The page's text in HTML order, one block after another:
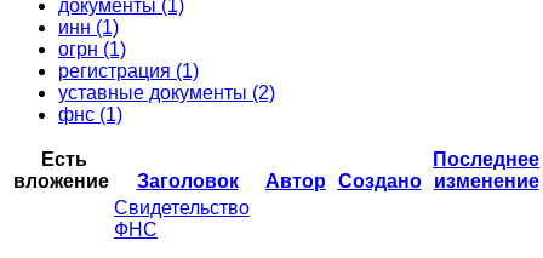
документы (1)
инн (1)
огрн (1)
регистрация (1)
уставные документы (2)
фнс (1)
Есть
вложение
Заголовок Автор Создано
Последнее
изменение
Свидетельство
ФНС